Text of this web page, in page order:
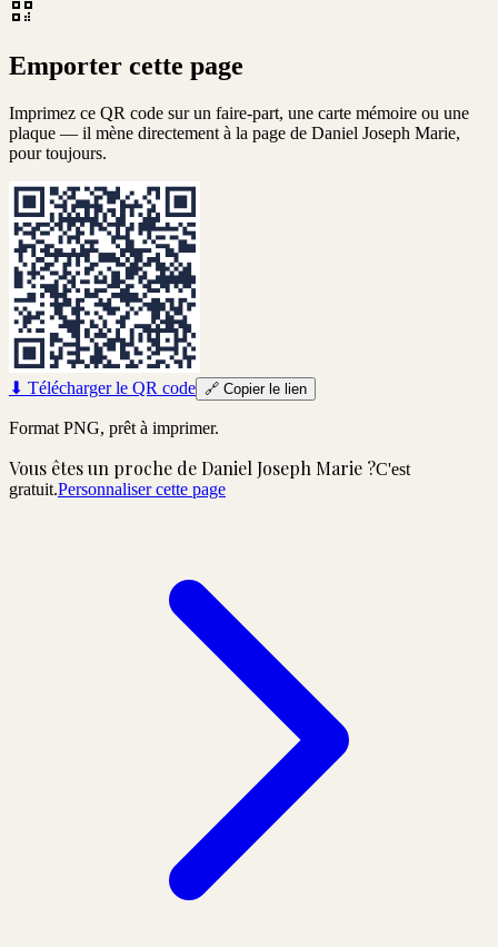
Emporter cette page
Imprimez ce QR code sur un faire-part, une carte mémoire ou une
plaque — il mène directement à la page de Daniel Joseph Marie,
pour toujours.
⬇ Télécharger le QR code 🔗 Copier le lien
Format PNG, prêt à imprimer.
Vous êtes un proche de Daniel Joseph Marie ?C'est
gratuit.Personnaliser cette page